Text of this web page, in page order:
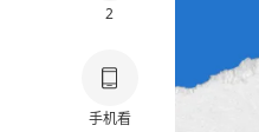
2
手机看